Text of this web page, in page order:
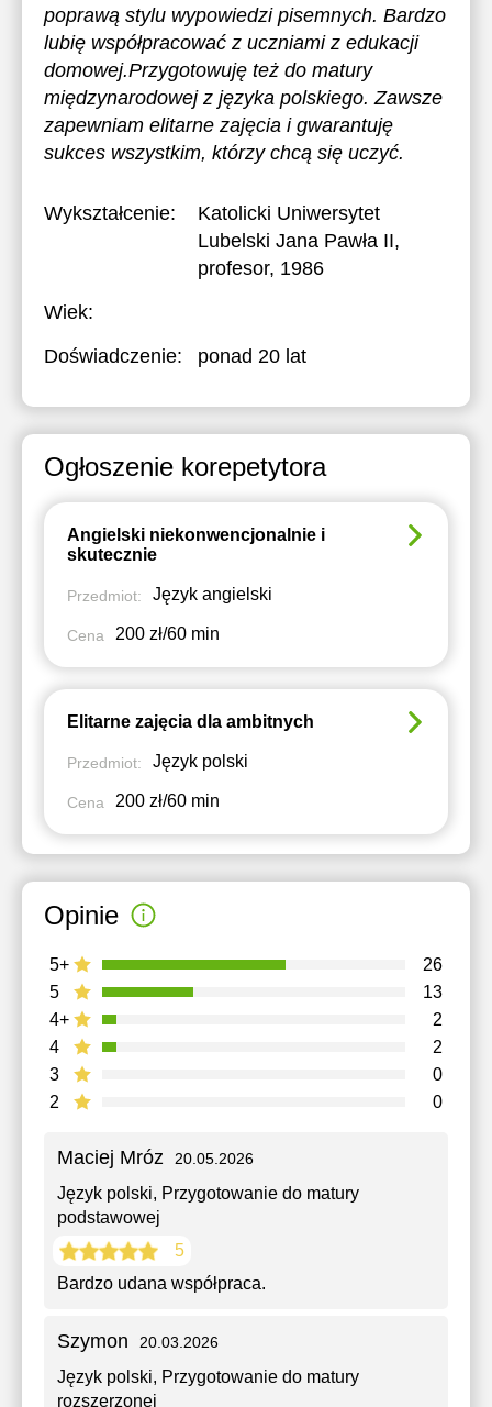
poprawą stylu wypowiedzi pisemnych. Bardzo
lubię współpracować z uczniami z edukacji
domowej.Przygotowuję też do matury
międzynarodowej z języka polskiego. Zawsze
zapewniam elitarne zajęcia i gwarantuję
sukces wszystkim, którzy chcą się uczyć.
Wykształcenie:
Katolicki Uniwersytet
Lubelski Jana Pawła II,
profesor, 1986
Wiek:
Doświadczenie:
ponad 20 lat
Ogłoszenie korepetytora
Angielski niekonwencjonalnie i
skutecznie
Przedmiot: Język angielski
Cena 200 zł/60 min
Elitarne zajęcia dla ambitnych
Przedmiot: Język polski
Cena 200 zł/60 min
Opinie
2 0
3 0
4 2
4+ 2
5 13
5+ 26
Maciej Mróz 20.05.2026
Język polski, Przygotowanie do matury
podstawowej
5
Bardzo udana współpraca.
Szymon 20.03.2026
Język polski, Przygotowanie do matury
rozszerzonej